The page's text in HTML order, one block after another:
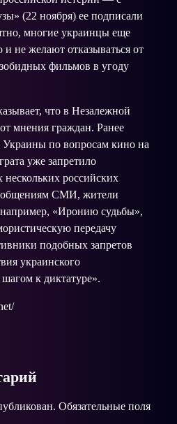
(22 ноября) ее подписали
многие украинцы еще
не желают отказываться от
фильмов в угоду
что в Незалежной
мнения граждан. Ранее
Украины по вопросам кино на
уже запретило
нескольких российских
СМИ, жители
«Иронию судьбы»,
передачу
подобных запретов
украинского
к диктатуре».
Обязательные поля